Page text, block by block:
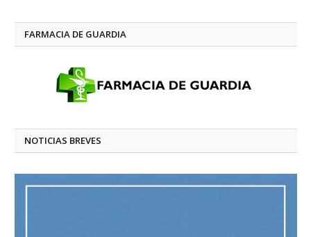
FARMACIA DE GUARDIA
NOTICIAS BREVES